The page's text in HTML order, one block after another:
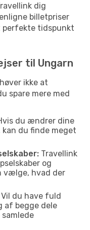
dig
billetpriser
perfekte tidspunkt
til Ungarn
ikke at
spare mere med
du ændrer dine
kan du finde meget
Travellink
og
vælge, hvad der
Vil du have fuld
af begge dele